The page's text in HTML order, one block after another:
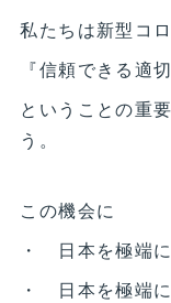
私たちは新型コ
『信頼できる適
ということの重
う。
この機会に
・ 日本を極端
・ 日本を極端